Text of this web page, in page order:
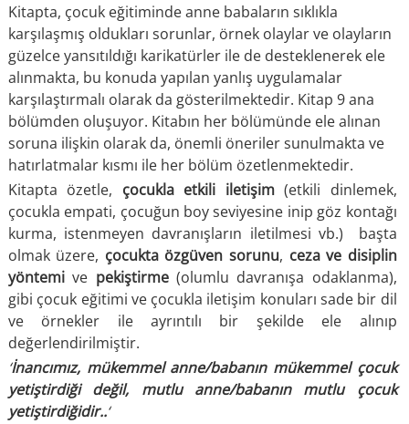
Kitapta, çocuk eğitiminde anne babaların sıklıkla
karşılaşmış oldukları sorunlar, örnek olaylar ve olayların
güzelce yansıtıldığı karikatürler ile de desteklenerek ele
alınmakta, bu konuda yapılan yanlış uygulamalar
karşılaştırmalı olarak da gösterilmektedir. Kitap 9 ana
bölümden oluşuyor. Kitabın her bölümünde ele alınan
soruna ilişkin olarak da, önemli öneriler sunulmakta ve
hatırlatmalar kısmı ile her bölüm özetlenmektedir.
Kitapta özetle, çocukla etkili iletişim(etkili dinlemek,
çocukla empati, çocuğun boy seviyesine inip göz kontağı
kurma, istenmeyen davranışların iletilmesi vb.) başta
olmak üzere, çocukta özgüven sorunu, ceza ve disiplin
yöntemive pekiştirme(olumlu davranışa odaklanma),
gibi çocuk eğitimi ve çocukla iletişim konuları sade bir dil
ve örnekler ile ayrıntılı bir şekilde ele alınıp
değerlendirilmiştir.
‘İnancımız, mükemmel anne/babanın mükemmel çocuk
yetiştirdiği değil, mutlu anne/babanın mutlu çocuk
yetiştirdiğidir..‘